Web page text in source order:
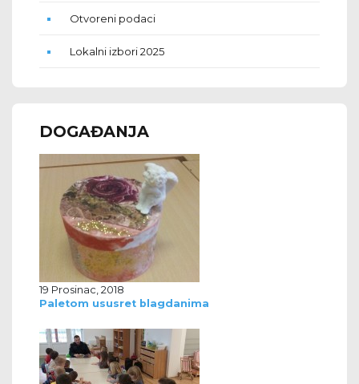
Otvoreni podaci
Lokalni izbori 2025
DOGAĐANJA
19 Prosinac, 2018
Paletom ususret blagdanima